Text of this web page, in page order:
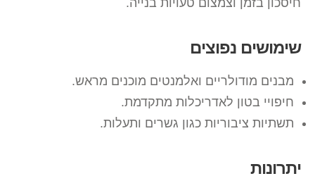
שימושים נפוצים
מבנים מודולריים ואלמנטים מוכנים מראש.
חיפויי בטון לאדריכלות מתקדמת.
תשתיות ציבוריות כגון גשרים ותעלות.
יתרונות